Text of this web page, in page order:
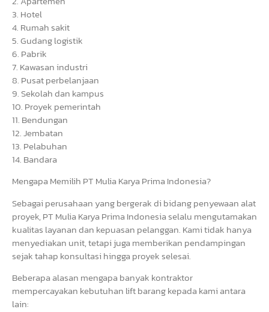
3. Hotel
4. Rumah sakit
5. Gudang logistik
6. Pabrik
7. Kawasan industri
8. Pusat perbelanjaan
9. Sekolah dan kampus
10. Proyek pemerintah
11. Bendungan
12. Jembatan
13. Pelabuhan
14. Bandara
Mengapa Memilih PT Mulia Karya Prima Indonesia?
Sebagai perusahaan yang bergerak di bidang penyewaan alat
proyek, PT Mulia Karya Prima Indonesia selalu mengutamakan
kualitas layanan dan kepuasan pelanggan. Kami tidak hanya
menyediakan unit, tetapi juga memberikan pendampingan
sejak tahap konsultasi hingga proyek selesai.
Beberapa alasan mengapa banyak kontraktor
mempercayakan kebutuhan lift barang kepada kami antara
lain: